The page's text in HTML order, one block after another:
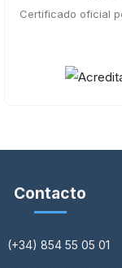
Certificado oficial
Contacto
(+34) 854 55 05 01